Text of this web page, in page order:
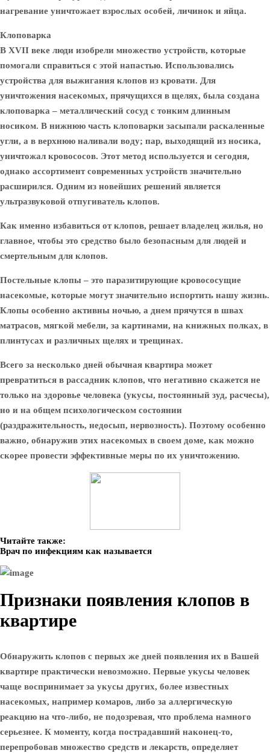
нагревание уничтожает взрослых особей, личинок и яйца.
Клоповарка
В XVII веке люди изобрели множество устройств, которые
помогали справиться с этой напастью. Использовались
устройства для выжигания клопов из кровати. Для
уничтожения насекомых, прячущихся в щелях, была создана
клоповарка – металлический сосуд с тонким длинным
носиком. В нижнюю часть клоповарки засыпали раскаленные
угли, а в верхнюю наливали воду; пар, выходящий из носика,
уничтожал кровососов. Этот метод используется и сегодня,
однако ассортимент современных устройств значительно
расширился. Одним из новейших решений является
ультразвуковой отпугиватель клопов.
Как именно избавиться от клопов, решает владелец жилья, но
главное, чтобы это средство было безопасным для людей и
смертельным для клопов.
Постельные клопы – это паразитирующие кровососущие
насекомые, которые могут значительно испортить нашу жизнь.
Клопы особенно активны ночью, а днем прячутся в швах
матрасов, мягкой мебели, за картинами, на книжных полках, в
плинтусах и различных щелях и трещинах.
Всего за несколько дней обычная квартира может
превратиться в рассадник клопов, что негативно скажется не
только на здоровье человека (укусы, постоянный зуд, расчесы),
но и на общем психологическом состоянии
(раздражительность, недосып, нервозность). Поэтому особенно
важно, обнаружив этих насекомых в своем доме, как можно
скорее провести эффективные меры по их уничтожению.
Читайте также:
Врач по инфекциям как называется
Признаки появления клопов в
квартире
Обнаружить клопов с первых же дней появления их в Вашей
квартире практически невозможно. Первые укусы человек
чаще воспринимает за укусы других, более известных
насекомых, например комаров, либо за аллергическую
реакцию на что-либо, не подозревая, что проблема намного
серьезнее. К моменту, когда пострадавший наконец-то,
перепробовав множество средств и лекарств, определяет